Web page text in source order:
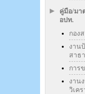
คู่มือ/มา
อปท.
กอง
งาน
สาธ
การ
งาน
วิเค